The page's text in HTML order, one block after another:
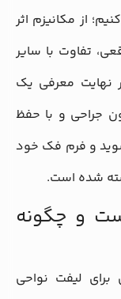
از مکانیزم اثر
تفاوت با سایر
نهایت معرفی یک
جراحی و با حفظ
و فرم فک خود
شده است.
و چگونه
لیفت نواحی